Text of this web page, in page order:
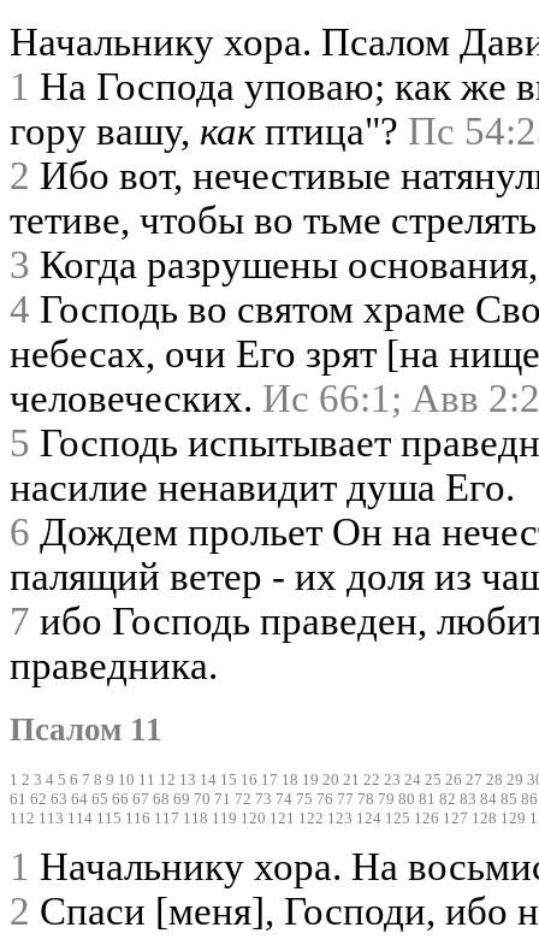
Начальнику хора. Псалом
1 На Господа уповаю; как же
гору вашу, какптица"? Пс
2 Ибо вот, нечестивые
тетиве, чтобы во тьме
3 Когда разрушены
4 Господь во святом храме
небесах, очи Его зрят [на
человеческих. Ис 66:1; Авв
5 Господь испытывает
насилие ненавидит душа Его.
6 Дождем прольет Он на
палящий ветер - их доля из
7 ибо Господь праведен,
праведника.
Псалом 11
1 2 3 4 5 6 7 8 9 10 11 12 13 14 15 16 17 18 19 20 21 22 23 24 25 26 27 28 29
61 62 63 64 65 66 67 68 69 70 71 72 73 74 75 76 77 78 79 80 81 82 83 84 85 86
112 113 114 115 116 117 118 119 120 121 122 123 124 125 126 127 128 129
1 Начальнику хора. На
2 Спаси [меня], Господи, ибо